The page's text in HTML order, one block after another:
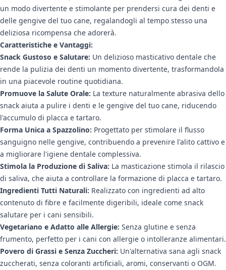
un modo divertente e stimolante per prendersi cura dei denti e
delle gengive del tuo cane, regalandogli al tempo stesso una
deliziosa ricompensa che adorerà.
Caratteristiche e Vantaggi:
Snack Gustoso e Salutare: Un delizioso masticativo dentale che
rende la pulizia dei denti un momento divertente, trasformandola
in una piacevole routine quotidiana.
Promuove la Salute Orale: La texture naturalmente abrasiva dello
snack aiuta a pulire i denti e le gengive del tuo cane, riducendo
l'accumulo di placca e tartaro.
Forma Unica a Spazzolino: Progettato per stimolare il flusso
sanguigno nelle gengive, contribuendo a prevenire l'alito cattivo e
a migliorare l'igiene dentale complessiva.
Stimola la Produzione di Saliva: La masticazione stimola il rilascio
di saliva, che aiuta a controllare la formazione di placca e tartaro.
Ingredienti Tutti Naturali: Realizzato con ingredienti ad alto
contenuto di fibre e facilmente digeribili, ideale come snack
salutare per i cani sensibili.
Vegetariano e Adatto alle Allergie: Senza glutine e senza
frumento, perfetto per i cani con allergie o intolleranze alimentari.
Povero di Grassi e Senza Zuccheri: Un'alternativa sana agli snack
zuccherati, senza coloranti artificiali, aromi, conservanti o OGM.